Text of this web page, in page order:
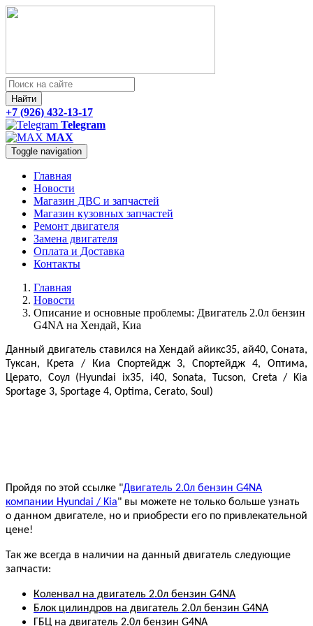
Найти
+7 (926) 432-13-17
Telegram
MAX
Toggle navigation
Главная
Новости
Магазин ДВС и запчастей
Магазин кузовных запчастей
Ремонт двигателя
Замена двигателя
Оплата и Доставка
Контакты
Главная
Новости
Описание и основные проблемы: Двигатель 2.0л бензин
G4NA на Хендай, Киа
Данный двигатель ставился на Хендай айикс35, ай40, Соната,
Туксан, Крета / Киа Спортейдж 3, Спортейдж 4, Оптима,
Церато, Соул (Hyundai ix35, i40, Sonata, Tucson, Creta / Kia
Sportage 3, Sportage 4, Optima, Cerato, Soul)
Пройдя по этой ссылке "Двигатель 2.0л бензин G4NA
компании Hyundai / Kia" вы можете не только больше узнать
о данном двигателе, но и приобрести его по привлекательной
цене!
Так же всегда в наличии на данный двигатель следующие
запчасти:
Коленвал на двигатель 2.0л бензин G4NA
Блок цилиндров на двигатель 2.0л бензин G4NA
ГБЦ на двигатель 2.0л бензин G4NA